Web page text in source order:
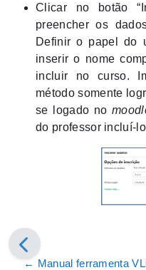
Clicar no botão
preencher os
Definir o papel do
inserir o nome
incluir no curso.
método somente
se logado no
do professor incluí-
← Manual ferramenta